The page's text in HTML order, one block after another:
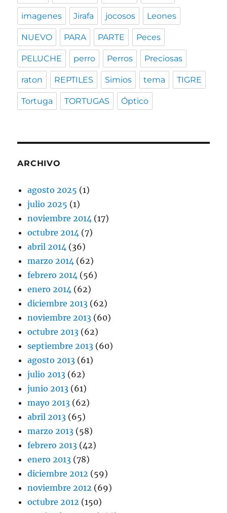
imagenes Jirafa jocosos Leones
NUEVO PARA PARTE Peces
PELUCHE perro Perros Preciosas
raton REPTILES Simios tema TIGRE
Tortuga TORTUGAS Óptico
ARCHIVO
agosto 2025 (1)
julio 2025 (1)
noviembre 2014 (17)
octubre 2014 (7)
abril 2014 (36)
marzo 2014 (62)
febrero 2014 (56)
enero 2014 (62)
diciembre 2013 (62)
noviembre 2013 (60)
octubre 2013 (62)
septiembre 2013 (60)
agosto 2013 (61)
julio 2013 (62)
junio 2013 (61)
mayo 2013 (62)
abril 2013 (65)
marzo 2013 (58)
febrero 2013 (42)
enero 2013 (78)
diciembre 2012 (59)
noviembre 2012 (69)
octubre 2012 (150)